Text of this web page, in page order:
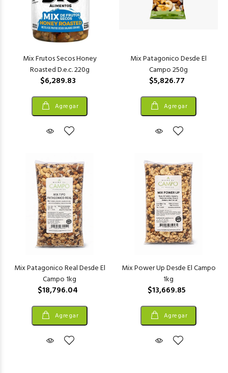
Mix Frutos Secos Honey
Roasted D.e.c. 220g
$6,289.83
Agregar
Mix Patagonico Desde El
Campo 250g
$5,826.77
Agregar
Mix Patagonico Real Desde El
Campo 1kg
$18,796.04
Agregar
Mix Power Up Desde El Campo
1kg
$13,669.85
Agregar